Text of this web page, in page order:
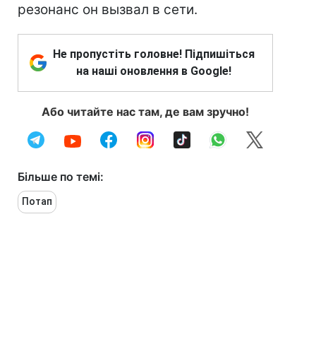
резонанс он вызвал в сети.
Не пропустіть головне! Підпишіться
на наші оновлення в Google!
Або читайте нас там, де вам зручно!
Більше по темі:
Потап